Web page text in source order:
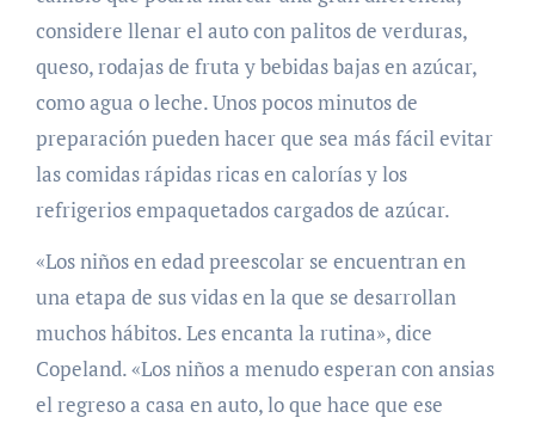
considere llenar el auto con palitos de verduras,
queso, rodajas de fruta y bebidas bajas en azúcar,
como agua o leche. Unos pocos minutos de
preparación pueden hacer que sea más fácil evitar
las comidas rápidas ricas en calorías y los
refrigerios empaquetados cargados de azúcar.
«Los niños en edad preescolar se encuentran en
una etapa de sus vidas en la que se desarrollan
muchos hábitos. Les encanta la rutina», dice
Copeland. «Los niños a menudo esperan con ansias
el regreso a casa en auto, lo que hace que ese